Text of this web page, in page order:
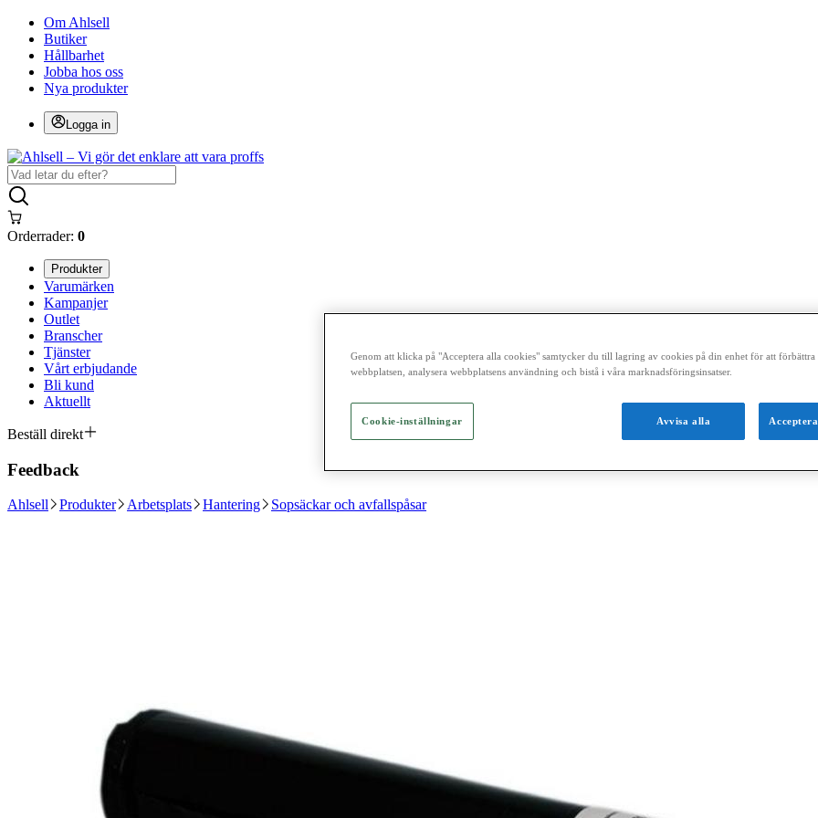
Om Ahlsell
Butiker
Hållbarhet
Jobba hos oss
Nya produkter
Logga in
Orderrader: 0
Produkter
Varumärken
Kampanjer
Outlet
Branscher
Tjänster
Vårt erbjudande
Bli kund
Aktuellt
Beställ direkt
Feedback
Ahlsell Produkter Arbetsplats Hantering Sopsäckar och avfallspåsar
Genom att klicka på "Acceptera alla cookies" samtycker du till lagring av cookies på din enhet för att förbättra
webbplatsen, analysera webbplatsens användning och bistå i våra marknadsföringsinsatser.
Cookie-inställningar Avvisa alla